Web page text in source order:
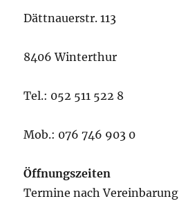
Dättnauerstr. 113
8406 Winterthur
Tel.: 052 511 522 8
Mob.: 076 746 903 0
Öffnungszeiten
Termine nach Vereinbarung